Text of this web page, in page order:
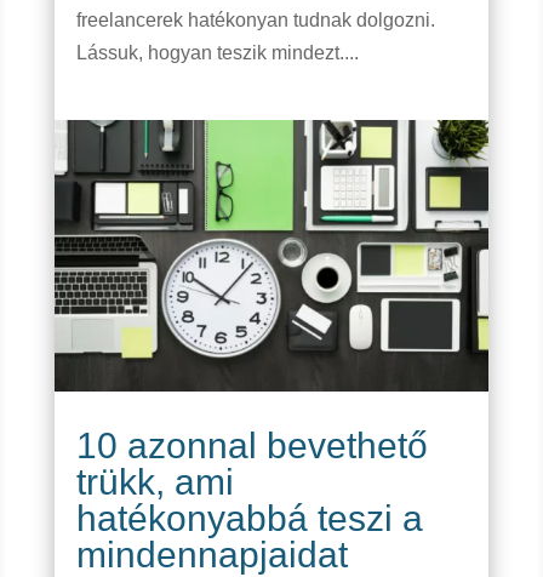
freelancerek hatékonyan tudnak dolgozni.
Lássuk, hogyan teszik mindezt....
10 azonnal bevethető
trükk, ami
hatékonyabbá teszi a
mindennapjaidat